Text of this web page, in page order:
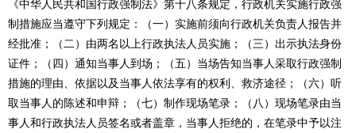
《中华人民共和国行政强制法》第十八条规定，行政机关实施行政强
制措施应当遵守下列规定：（一）实施前须向行政机关负责人报告并
经批准；（二）由两名以上行政执法人员实施；（三）出示执法身份
证件；（四）通知当事人到场；（五）当场告知当事人采取行政强制
措施的理由、依据以及当事人依法享有的权利、救济途径；（六）听
取当事人的陈述和申辩；（七）制作现场笔录；（八）现场笔录由当
事人和行政执法人员签名或者盖章，当事人拒绝的，在笔录中予以注